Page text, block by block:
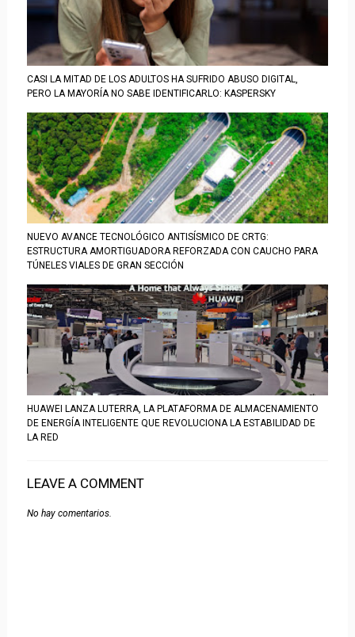
CASI LA MITAD DE LOS ADULTOS HA SUFRIDO ABUSO DIGITAL,
PERO LA MAYORÍA NO SABE IDENTIFICARLO: KASPERSKY
NUEVO AVANCE TECNOLÓGICO ANTISÍSMICO DE CRTG:
ESTRUCTURA AMORTIGUADORA REFORZADA CON CAUCHO PARA
TÚNELES VIALES DE GRAN SECCIÓN
HUAWEI LANZA LUTERRA, LA PLATAFORMA DE ALMACENAMIENTO
DE ENERGÍA INTELIGENTE QUE REVOLUCIONA LA ESTABILIDAD DE
LA RED
LEAVE A COMMENT
No hay comentarios.